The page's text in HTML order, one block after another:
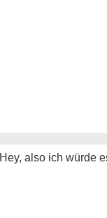
Hey, also ich würde